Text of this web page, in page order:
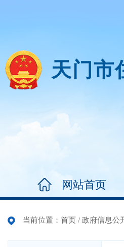
天门市
网站首页
当前位置： 首页 / 政府信息公